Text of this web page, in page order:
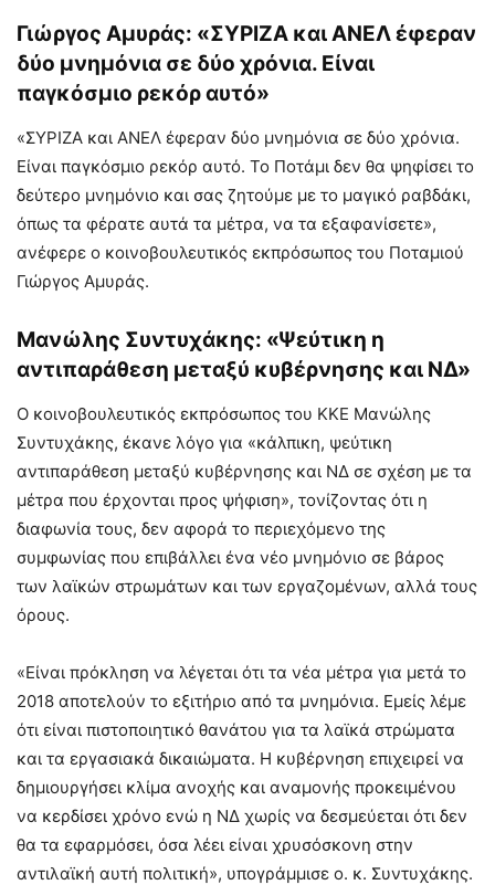
Γιώργος Αμυράς: «ΣΥΡΙΖΑ και ΑΝΕΛ έφεραν
δύο μνημόνια σε δύο χρόνια. Είναι
παγκόσμιο ρεκόρ αυτό»
«ΣΥΡΙΖΑ και ΑΝΕΛ έφεραν δύο μνημόνια σε δύο χρόνια.
Είναι παγκόσμιο ρεκόρ αυτό. Το Ποτάμι δεν θα ψηφίσει το
δεύτερο μνημόνιο και σας ζητούμε με το μαγικό ραβδάκι,
όπως τα φέρατε αυτά τα μέτρα, να τα εξαφανίσετε»,
ανέφερε ο κοινοβουλευτικός εκπρόσωπος του Ποταμιού
Γιώργος Αμυράς.
Μανώλης Συντυχάκης: «Ψεύτικη η
αντιπαράθεση μεταξύ κυβέρνησης και ΝΔ»
Ο κοινοβουλευτικός εκπρόσωπος του ΚΚΕ Μανώλης
Συντυχάκης, έκανε λόγο για «κάλπικη, ψεύτικη
αντιπαράθεση μεταξύ κυβέρνησης και ΝΔ σε σχέση με τα
μέτρα που έρχονται προς ψήφιση», τονίζοντας ότι η
διαφωνία τους, δεν αφορά το περιεχόμενο της
συμφωνίας που επιβάλλει ένα νέο μνημόνιο σε βάρος
των λαϊκών στρωμάτων και των εργαζομένων, αλλά τους
όρους.
«Είναι πρόκληση να λέγεται ότι τα νέα μέτρα για μετά το
2018 αποτελούν το εξιτήριο από τα μνημόνια. Εμείς λέμε
ότι είναι πιστοποιητικό θανάτου για τα λαϊκά στρώματα
και τα εργασιακά δικαιώματα. Η κυβέρνηση επιχειρεί να
δημιουργήσει κλίμα ανοχής και αναμονής προκειμένου
να κερδίσει χρόνο ενώ η ΝΔ χωρίς να δεσμεύεται ότι δεν
θα τα εφαρμόσει, όσα λέει είναι χρυσόσκονη στην
αντιλαϊκή αυτή πολιτική», υπογράμμισε ο. κ. Συντυχάκης.